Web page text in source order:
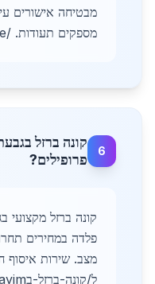
מבטיחה אישורים
מספקים תעודות. /quote להצעה. (82 מילים)
6
קונה ברזל
פרופילים?
קונה ברזל מקצועי
מצב. שירות איסוף